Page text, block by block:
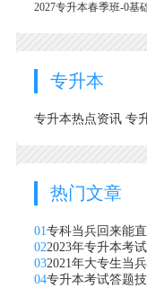
2027专升本春季班-0基
专升本
专升本热点资讯 专
热门文章
01专科当兵回来能
022023年专升本考
032021年大专生当
04专升本考试答题